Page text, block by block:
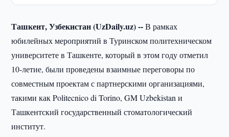
Ташкент, Узбекистан (UzDaily.uz) --В рамках
юбилейных мероприятий в Туринском политехническом
университете в Ташкенте, который в этом году отметил
10-летие, были проведены взаимные переговоры по
совместным проектам с партнерскими организациями,
такими как Politecnico di Torino, GM Uzbekistan и
Ташкентский государственный стоматологический
институт.